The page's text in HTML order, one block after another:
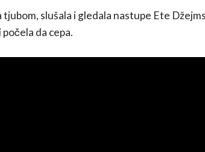
slušala i gledala nastupe Ete
da cepa.